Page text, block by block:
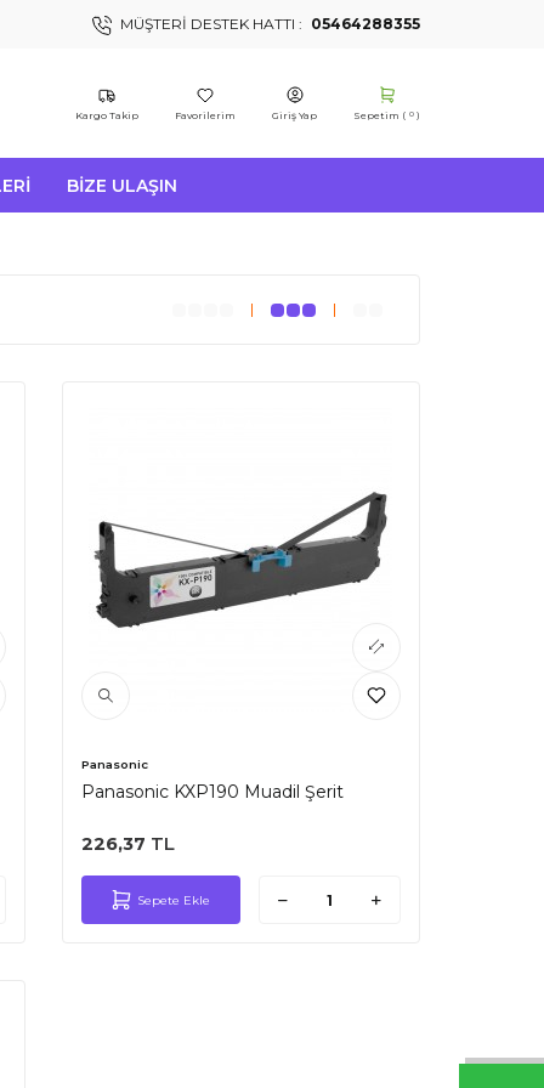
MÜŞTERI DESTEK HATTI : 05464288355
Kargo Takip Favorilerim Giriş Yap Sepetim ( 0 )
BIZE ULAŞIN
Panasonic
Panasonic KXP190 Muadil Şerit
226,37 TL
Sepete Ekle